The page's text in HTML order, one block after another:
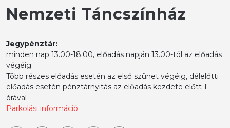
Nemzeti Táncszínház
Jegypénztár:
minden nap 13.00-18.00, előadás napján 13.00-tól az előadás
végéig.
Több részes előadás esetén az első szünet végéig, délelőtti
előadás esetén pénztárnyitás az előadás kezdete előtt 1
órával
Parkolási információ